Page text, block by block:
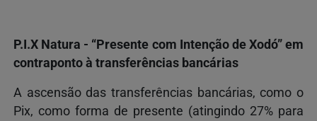
P.I.X Natura - “Presente com Intenção de Xodó” em
contraponto à transferências bancárias
A ascensão das transferências bancárias, como o
Pix, como forma de presente (atingindo 27% para